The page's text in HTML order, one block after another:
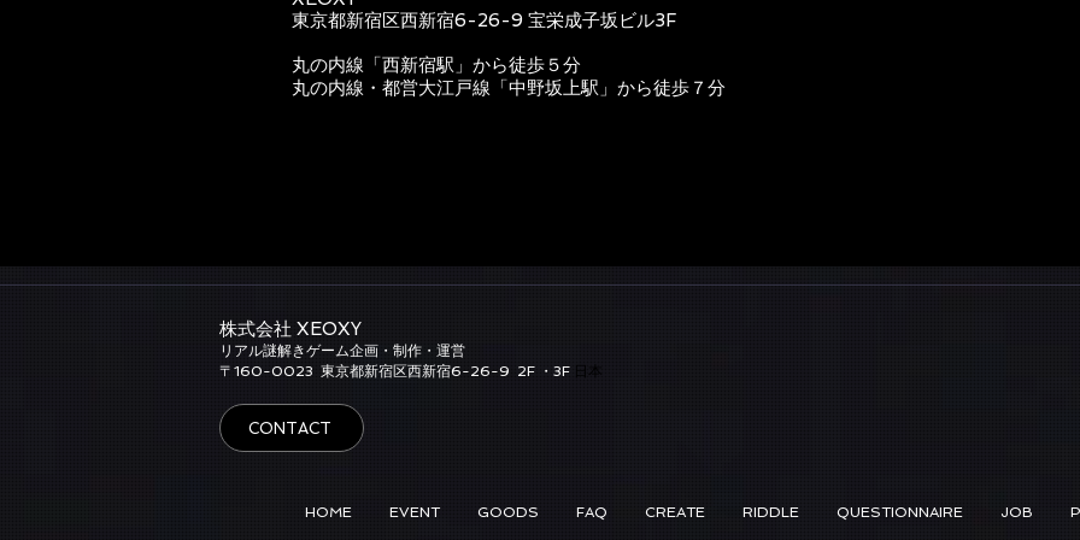
東京都新宿区西新宿6-26-9 宝栄成子坂ビル3F
丸の内線「西新宿駅」から徒歩５分
丸の内線・都営大江戸線「中野坂上駅」から徒歩７分
株式会社 XEOXY​
リアル謎解きゲーム企画・制作・運営
​〒160-0023 東京都新宿区西新宿6-26-9 2F ・3F 日本
CONTACT
HOME EVENT GOODS FAQ CREATE RIDDLE QUESTIONNAIRE JOB